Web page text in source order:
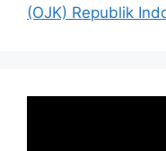
(OJK) Republik